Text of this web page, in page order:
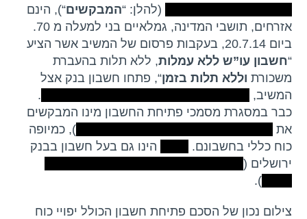
(להלן: “המבקשים“), הינם
אזרחים, תושבי המדינה, גמלאיים בני למעלה מ 70.
ביום 20.7.14, בעקבות פרסום של המשיב אשר הציע
“חשבון עו”ש ללא עמלות, ללא תלות בהעברת
משכורת וללא תלות בזמן“, פתחו חשבון בנק אצל
המשיב,
.
כבר במסגרת מסמכי פתיחת החשבון מינו המבקשים
את
“), כמיופה
כוח כללי בחשבונם.
הינו גם בעל חשבון בבנק
ירושלים (
תקווה).
צילום נכון של הסכם פתיחת חשבון הכולל יפויי כוח